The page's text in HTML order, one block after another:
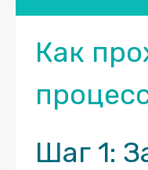
Как
Шаг 1: